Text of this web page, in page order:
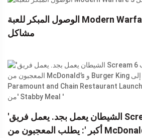
الوصول المبكر للعبة Modern Warfare 3 يعاني من
مشاكل
'الشيطان يعمل بجد. يعمل فريق Scream 6 الترويجي بجد
أكبر ': يطلب المعجبون من McDonald’s و Burger King